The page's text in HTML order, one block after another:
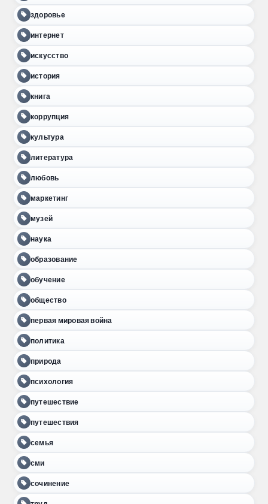
здоровье
интернет
искусство
история
книга
коррупция
культура
литература
любовь
маркетинг
музей
наука
образование
обучение
общество
первая мировая война
политика
природа
психология
путешествие
путешествия
семья
сми
сочинение